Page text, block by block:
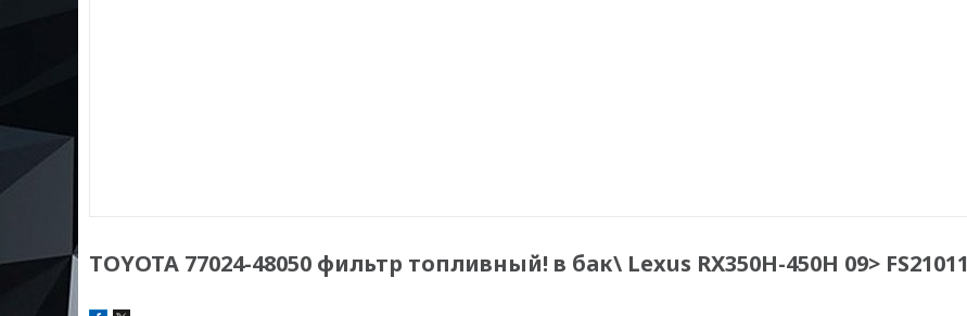
TOYOTA 77024-48050 фильтр топливный! в бак\ Lexus RX350H-450H 09> FS21011